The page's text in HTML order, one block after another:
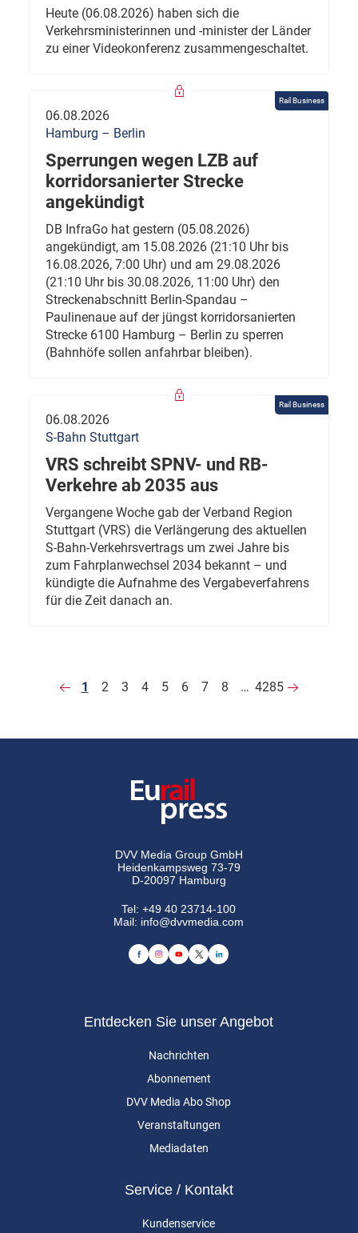
Heute (06.08.2026) haben sich die
Verkehrsministerinnen und -minister der Länder
zu einer Videokonferenz zusammengeschaltet.
Rail Business
06.08.2026
Hamburg – Berlin
Sperrungen wegen LZB auf
korridorsanierter Strecke
angekündigt
DB InfraGo hat gestern (05.08.2026)
angekündigt, am 15.08.2026 (21:10 Uhr bis
16.08.2026, 7:00 Uhr) und am 29.08.2026
(21:10 Uhr bis 30.08.2026, 11:00 Uhr) den
Streckenabschnitt Berlin-Spandau –
Paulinenaue auf der jüngst korridorsanierten
Strecke 6100 Hamburg – Berlin zu sperren
(Bahnhöfe sollen anfahrbar bleiben).
Rail Business
06.08.2026
S-Bahn Stuttgart
VRS schreibt SPNV- und RB-
Verkehre ab 2035 aus
Vergangene Woche gab der Verband Region
Stuttgart (VRS) die Verlängerung des aktuellen
S-Bahn-Verkehrsvertrags um zwei Jahre bis
zum Fahrplanwechsel 2034 bekannt – und
kündigte die Aufnahme des Vergabeverfahrens
für die Zeit danach an.
1 2 3 4 5 6 7 8 … 4285
DVV Media Group GmbH
Heidenkampsweg 73-79
D-20097 Hamburg
Tel:+49 40 23714-100
Mail: info@dvvmedia.com
Entdecken Sie unser Angebot
Nachrichten
Abonnement
DVV Media Abo Shop
Veranstaltungen
Mediadaten
Service / Kontakt
Kundenservice